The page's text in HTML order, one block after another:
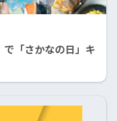
「さかなの日」キ